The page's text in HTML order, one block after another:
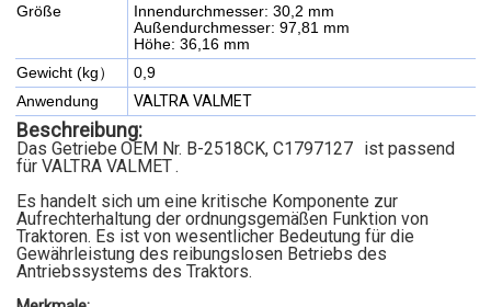
Größe
Innendurchmesser: 30,2 mm
Außendurchmesser: 97,81 mm
Höhe: 36,16 mm
Gewicht (kg）
0,9
Anwendung
VALTRA VALMET
Beschreibung:
Das Getriebe OEM Nr. B-2518CK, C1797127 ist passend
für VALTRA VALMET .
Es handelt sich um eine kritische Komponente zur
Aufrechterhaltung der ordnungsgemäßen Funktion von
Traktoren. Es ist von wesentlicher Bedeutung für die
Gewährleistung des reibungslosen Betriebs des
Antriebssystems des Traktors.